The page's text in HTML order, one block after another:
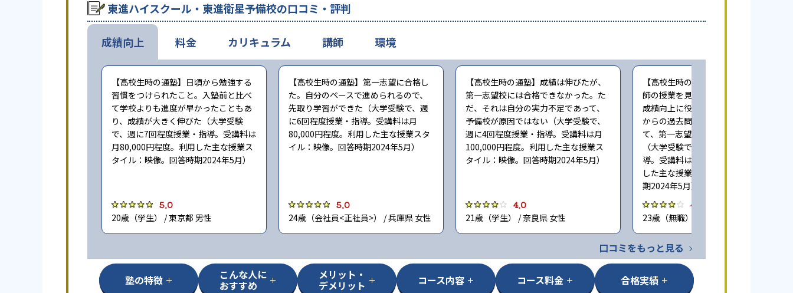
東進ハイスクール・東進衛星予備校の口コミ・評判
成績向上
【高校生時の通塾】日頃から勉強する
習慣をつけられたこと。入塾前と比べ
て学校よりも進度が早かったこともあ
り、成績が大きく伸びた（大学受験
で、週に7回程度授業・指導。受講料は
月80,000円程度。利用した主な授業ス
タイル：映像。回答時期2024年5月）
5.0
20歳（学生） / 東京都 男性
【高校生時の通塾】第一志望に合格し
た。自分のペースで進められるので、
先取り学習ができた（大学受験で、週
に6回程度授業・指導。受講料は月
80,000円程度。利用した主な授業スタ
イル：映像。回答時期2024年5月）
5.0
24歳（会社員<正社員>） / 兵庫県 女性
【高校生時の通塾】成績は伸びたが、
第一志望校には合格できなかった。た
だ、それは自分の実力不足であって、
予備校が原因ではない（大学受験で、
週に4回程度授業・指導。受講料は月
100,000円程度。利用した主な授業ス
タイル：映像。回答時期2024年5月）
4.0
21歳（学生） / 奈良県 女性
【高校生時の通塾】映像授業で一流講
師の授業を見続けることができた点は
成績向上に役立った。また、早い時期
からの過去問演習による指導も相まっ
て、第一志望に合格することができた
（大学受験で、週に5回程度授業・指
導。受講料は月100,000円程度。利用
した主な授業スタイル：映像。回答時
期2024年5月）
4.0
23歳（無職） / 神奈川県 男性
口コミをもっと見る
料金 カリキュラム 講師 環境
塾の特徴 こんな人に
おすすめ
メリット・
デメリット コース内容 コース料金 合格実績